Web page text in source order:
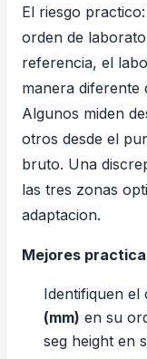
El riesgo
orden de
referencia, el
manera diferente
Algunos miden
otros desde el
bruto. Una
las tres zonas
adaptacion.
Mejores
Identifiquen el
(mm) en su
seg height en